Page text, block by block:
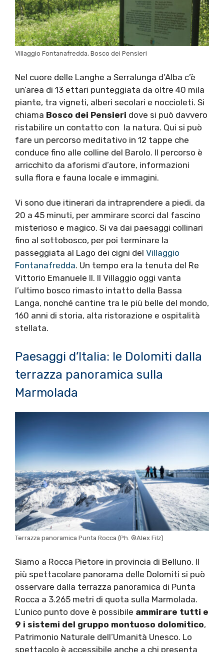
Villaggio Fontanafredda, Bosco dei Pensieri
Nel cuore delle Langhe a Serralunga d’Alba c’è
un’area di 13 ettari punteggiata da oltre 40 mila
piante, tra vigneti, alberi secolari e noccioleti. Si
chiama Bosco dei Pensieri dove si può davvero
ristabilire un contatto con la natura. Qui si può
fare un percorso meditativo in 12 tappe che
conduce fino alle colline del Barolo. Il percorso è
arricchito da aforismi d’autore, informazioni
sulla flora e fauna locale e immagini.
Vi sono due itinerari da intraprendere a piedi, da
20 a 45 minuti, per ammirare scorci dal fascino
misterioso e magico. Si va dai paesaggi collinari
fino al sottobosco, per poi terminare la
passeggiata al Lago dei cigni del Villaggio
Fontanafredda. Un tempo era la tenuta del Re
Vittorio Emanuele II. Il Villaggio oggi vanta
l’ultimo bosco rimasto intatto della Bassa
Langa, nonché cantine tra le più belle del mondo,
160 anni di storia, alta ristorazione e ospitalità
stellata.
Paesaggi d’Italia: le Dolomiti dalla
terrazza panoramica sulla
Marmolada
Terrazza panoramica Punta Rocca (Ph. ®Alex Filz)
Siamo a Rocca Pietore in provincia di Belluno. Il
più spettacolare panorama delle Dolomiti si può
osservare dalla terrazza panoramica di Punta
Rocca a 3.265 metri di quota sulla Marmolada.
L’unico punto dove è possibile ammirare tutti e
9 i sistemi del gruppo montuoso dolomitico,
Patrimonio Naturale dell’Umanità Unesco. Lo
spettacolo è accessibile anche a chi presenta